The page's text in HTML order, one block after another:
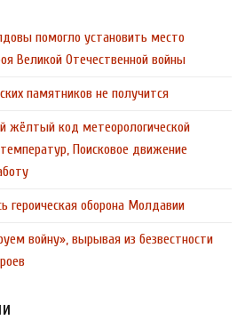
помогло установить место
Великой Отечественной войны
памятников не получится
жёлтый код метеорологической
Поисковое движение
героическая оборона Молдавии
войну», вырывая из безвестности